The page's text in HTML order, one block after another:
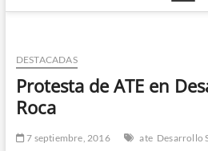
DESTACADAS
Protesta de ATE en
Roca
7 septiembre, 2016 ate Desarrollo